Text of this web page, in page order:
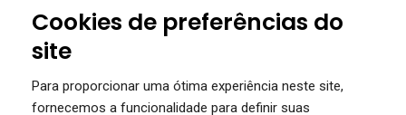
Cookies de preferências do
site
Para proporcionar uma ótima experiência neste site,
fornecemos a funcionalidade para definir suas